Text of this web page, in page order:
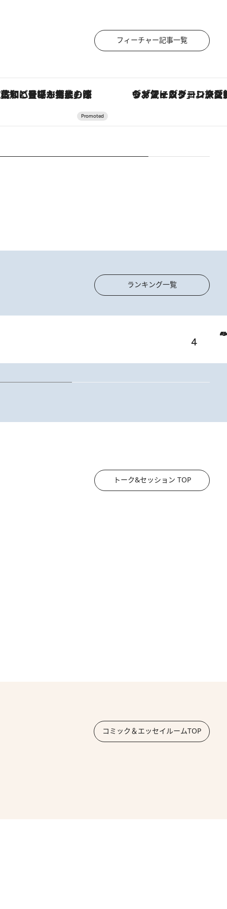
フィーチャー記事一覧
「土佐和ハーブかき氷」がOMO7高知に登場！生姜、山椒、大葉など目にも舌にも涼を呼ぶ郷土の味
ランキング一覧
オー
トーク&セッション TOP
コミック＆エッセイルームTOP